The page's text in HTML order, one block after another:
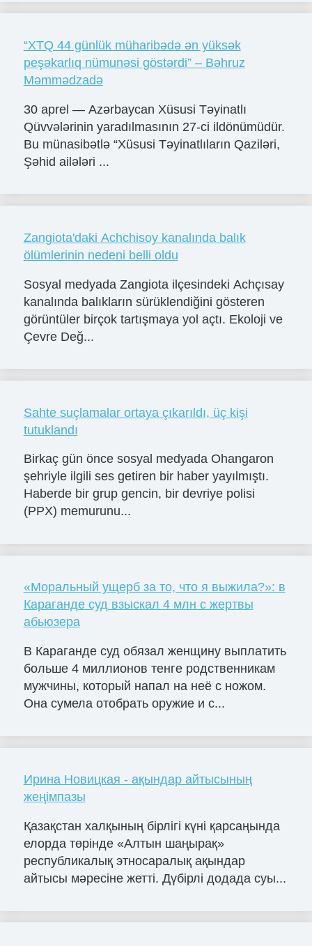
“XTQ 44 günlük müharibədə ən yüksək
peşəkarlıq nümunəsi göstərdi” – Bəhruz
Məmmədzadə
30 aprel — Azərbaycan Xüsusi Təyinatlı
Qüvvələrinin yaradılmasının 27-ci ildönümüdür.
Bu münasibətlə “Xüsusi Təyinatlıların Qaziləri,
Şəhid ailələri ...
Zangiota'daki Achchisoy kanalında balık
ölümlerinin nedeni belli oldu
Sosyal medyada Zangiota ilçesindeki Achçısay
kanalında balıkların sürüklendiğini gösteren
görüntüler birçok tartışmaya yol açtı. Ekoloji ve
Çevre Değ...
Sahte suçlamalar ortaya çıkarıldı, üç kişi
tutuklandı
Birkaç gün önce sosyal medyada Ohangaron
şehriyle ilgili ses getiren bir haber yayılmıştı.
Haberde bir grup gencin, bir devriye polisi
(PPX) memurunu...
«Моральный ущерб за то, что я выжила?»: в
Караганде суд взыскал 4 млн с жертвы
абьюзера
В Караганде суд обязал женщину выплатить
больше 4 миллионов тенге родственникам
мужчины, который напал на неё с ножом.
Она сумела отобрать оружие и с...
Ирина Новицкая - ақындар айтысының
жеңімпазы
Қазақстан халқының бірлігі күні қарсаңында
елорда төрінде «Алтын шаңырақ»
республикалық этносаралық ақындар
айтысы мәресіне жетті. Дүбірлі додада суы...